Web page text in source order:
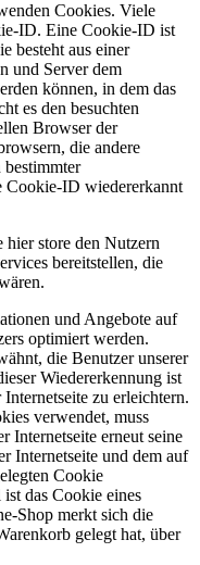
Cookies. Viele
ID. Eine Cookie-ID ist
besteht aus einer
und Server dem
können, in dem das
es den besuchten
Browser der
die andere
bestimmter
Cookie-ID wiedererkannt
store den Nutzern
bereitstellen, die
und Angebote auf
optimiert werden.
die Benutzer unserer
Wiedererkennung ist
zu erleichtern.
verwendet, muss
Internetseite erneut seine
Internetseite und dem auf
Cookie
das Cookie eines
Shop merkt sich die
gelegt hat, über